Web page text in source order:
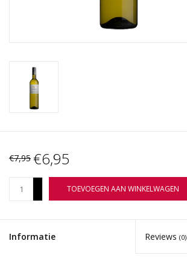
€7,95 €6,95
TOEVOEGEN AAN WINKELWAGEN
Informatie Reviews (0)